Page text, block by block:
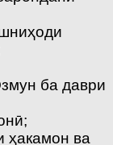
ба даври
ҳакамон ва